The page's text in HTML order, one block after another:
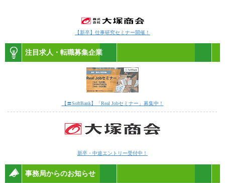
【新卒】仕事研究セミナー開催！
注目求人・転職募集企業
【〓SoftBank】「Real Jobセミナー」募集中！
新卒・中途エントリー受付中！
事務局からのお知らせ